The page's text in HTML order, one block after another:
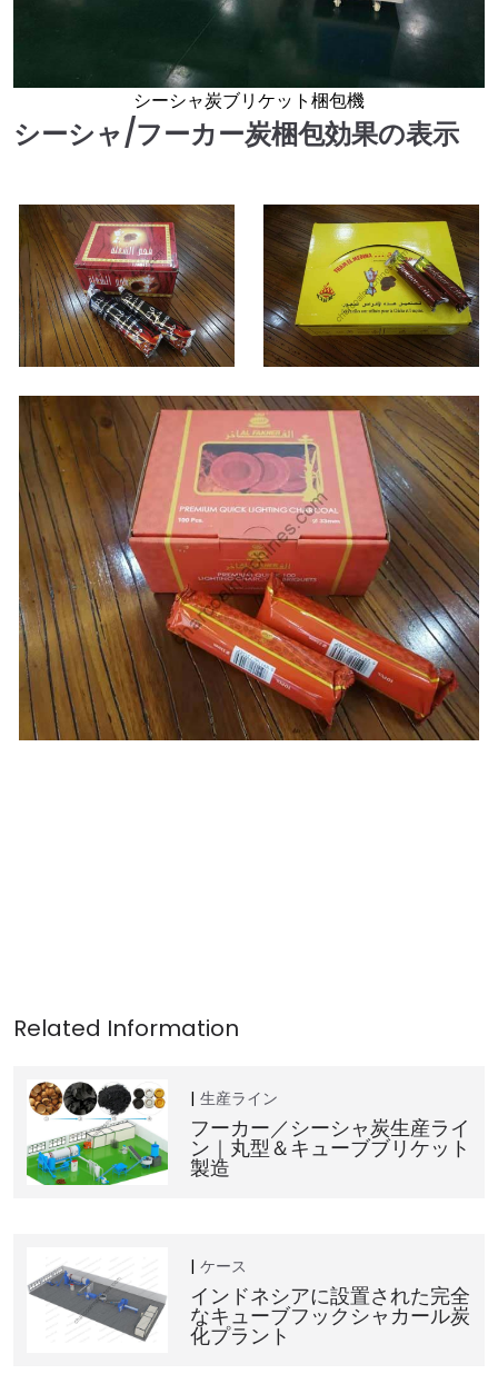
シーシャ炭ブリケット梱包機
シーシャ/フーカー炭梱包効果の表示
生産ライン
フーカー／シーシャ炭生産ライ
ン｜丸型＆キューブブリケット
製造
ケース
インドネシアに設置された完全
なキューブフックシャカール炭
化プラント